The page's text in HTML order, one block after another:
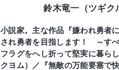
鈴木竜一（ツギク
小説家。主な作品『嫌われ勇者
され勇者を目指します！ ～すべ
フラグをへし折って堅実に暮ら
クヨム）／『無敵の万能要塞で